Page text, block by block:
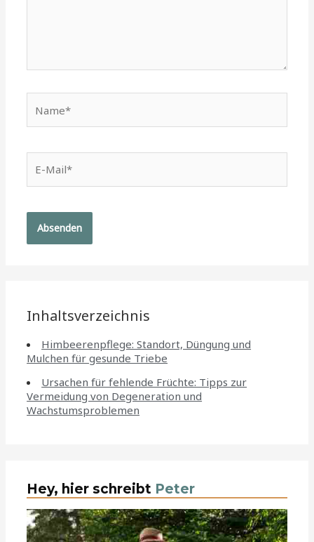
Mail*
Inhaltsverzeichnis
Himbeerenpflege: Standort, Düngung und
Mulchen für gesunde Triebe
Ursachen für fehlende Früchte: Tipps zur
Vermeidung von Degeneration und
Wachstumsproblemen
Hey, hier schreibt Peter